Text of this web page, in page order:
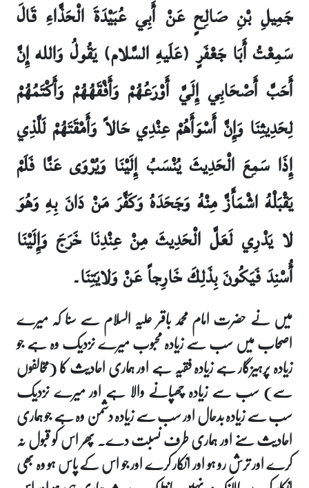
جَمِيلِ بْنِ صَالِحٍ عَنْ أَبِي عُبَيْدَةَ الْحَذَّاءِ قَالَ
سَمِعْتُ أَبَا جَعْفَرٍ (عَلَيهِ السَّلام) يَقُولُ وَالله إِنَّ
أَحَبَّ أَصْحَابِي إِلَيَّ أَوْرَعُهُمْ وَأَفْقَهُهُمْ وَأَكْتَمُهُمْ
لِحَدِيثِنَا وَإِنَّ أَسْوَأَهُمْ عِنْدِي حَالاً وَأَمْقَتَهُمْ لَلَّذِي
إِذَا سَمِعَ الْحَدِيثَ يُنْسَبُ إِلَيْنَا وَيُرْوَى عَنَّا فَلَمْ
يَقْبَلْهُ اشْمَأَزَّ مِنْهُ وَجَحَدَهُ وَكَفَّرَ مَنْ دَانَ بِهِ وَهُوَ
لا يَدْرِي لَعَلَّ الْحَدِيثَ مِنْ عِنْدِنَا خَرَجَ وَإِلَيْنَا
أُسْنِدَ فَيَكُونَ بِذَلِكَ خَارِجاً عَنْ وَلايَتِنَا۔
میں نے حضرت امام محمد باقر علیہ السلام سے سنا کہ میرے
اصحاب میں سب سے زیادہ محبوب میرے نزدیک وہ ہے جو
زیادہ پرہیزگار ہے زیادہ فقیہ ہے اور ہماری احادیث کا (مخالفوں
سے) سب سے زیادہ چھپانے والا ہے اور میرے نزدیک
سب سے زیادہ بدحال اور سب سے زیادہ دشمن وہ ہے جو ہماری
احادیث سنے اور ہماری طرف نسبت دے۔ پھر اس کو قبول نہ
کرے اور ترش رو ہو اور انکار کرے اور جو اس کے پاس ہو وہ بھی